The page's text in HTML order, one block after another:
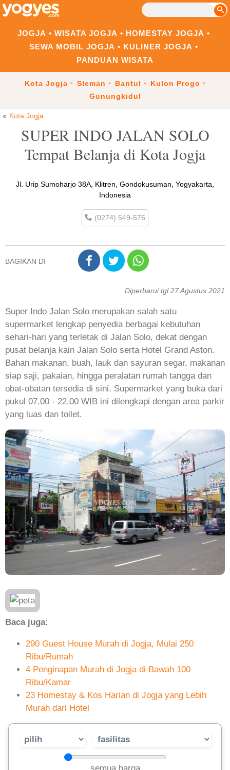
JOGJA WISATA JOGJA
HOMESTAY JOGJA
SEWA MOBIL JOGJA
KULINER JOGJA
PANDUAN WISATA
Kota Jogja Sleman Bantul
Kulon Progo
Gunungkidul
Kota Jogja
SUPER INDO JALAN SOLO
Tempat Belanja di Kota Jogja
Jl. Urip Sumoharjo 38A, Klitren, Gondokusuman, Yogyakarta,
Indonesia
(0274) 549-576
BAGIKAN DI
Diperbarui tgl 27 Agustus 2021
Super Indo Jalan Solo merupakan salah satu
supermarket lengkap penyedia berbagai kebutuhan
sehari-hari yang terletak di Jalan Solo, dekat dengan
pusat belanja kain Jalan Solo serta Hotel Grand Aston.
Bahan makanan, buah, lauk dan sayuran segar, makanan
siap saji, pakaian, hingga peralatan rumah tangga dan
obat-obatan tersedia di sini. Supermarket yang buka dari
pukul 07.00 - 22.00 WIB ini dilengkapi dengan area parkir
yang luas dan toilet.
Baca juga:
290 Guest House Murah di Jogja, Mulai 250
Ribu/Rumah
4 Penginapan Murah di Jogja di Bawah 100
Ribu/Kamar
23 Homestay & Kos Harian di Jogja yang Lebih
Murah dari Hotel